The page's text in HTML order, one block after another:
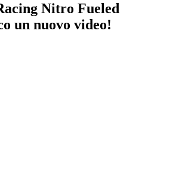
Nitro Fueled
un nuovo video!